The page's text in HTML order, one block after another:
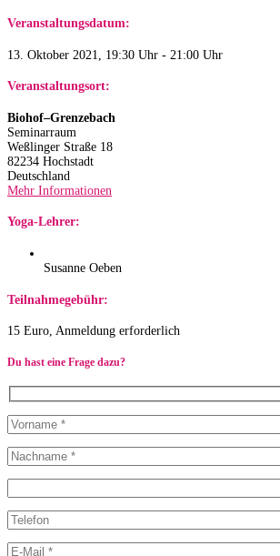
Veranstaltungsdatum:
13. Oktober 2021, 19:30 Uhr - 21:00 Uhr
Veranstaltungsort:
Biohof–Grenzebach
Seminarraum
Weßlinger Straße 18
82234 Hochstadt
Deutschland
Mehr Informationen
Yoga-Lehrer:
Susanne Oeben
Teilnahmegebühr:
15 Euro, Anmeldung erforderlich
Du hast eine Frage dazu?